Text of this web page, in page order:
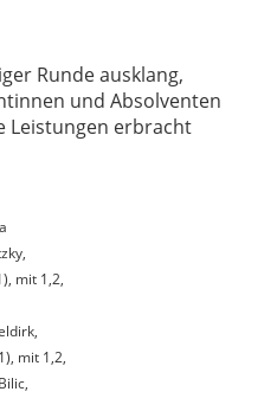
Runde ausklang,
und Absolventen
Leistungen erbracht
mit 1,2,
mit 1,2,